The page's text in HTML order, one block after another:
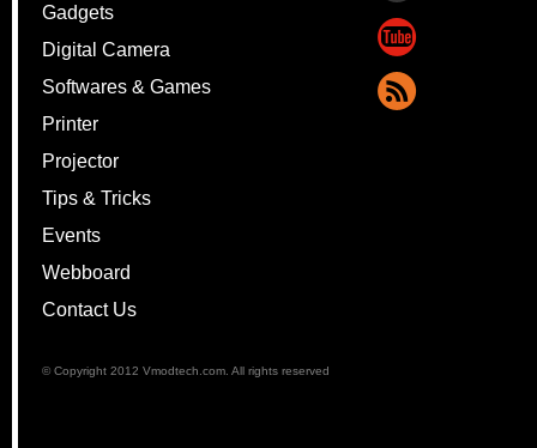
Gadgets
Digital Camera
Softwares & Games
Printer
Projector
Tips & Tricks
Events
Webboard
Contact Us
© Copyright 2012 Vmodtech.com. All rights reserved